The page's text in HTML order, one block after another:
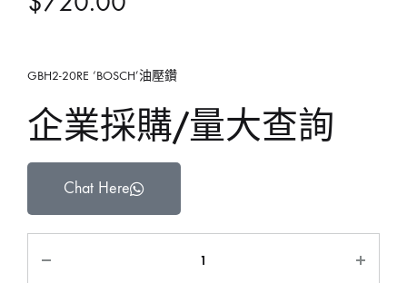
GBH2-20RE ‘BOSCH’油壓鑽
企業採購/量大查詢
Chat Here